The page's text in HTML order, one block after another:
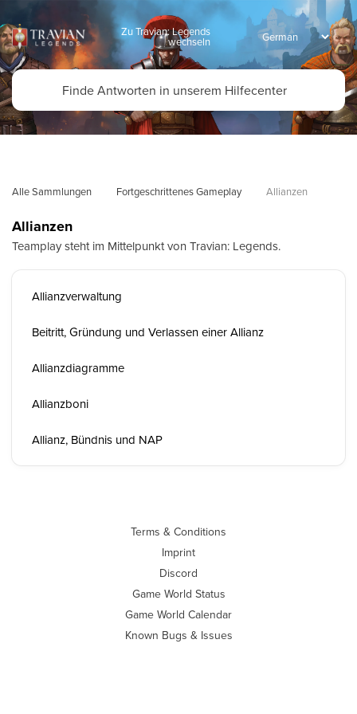
Zu Travian: Legends
wechseln
Alle Sammlungen Fortgeschrittenes Gameplay Allianzen
Allianzen
Teamplay steht im Mittelpunkt von Travian: Legends.
Allianzverwaltung
Beitritt, Gründung und Verlassen einer Allianz
Allianzdiagramme
Allianzboni
Allianz, Bündnis und NAP
Terms & Conditions
Imprint
Discord
Game World Status
Game World Calendar
Known Bugs & Issues